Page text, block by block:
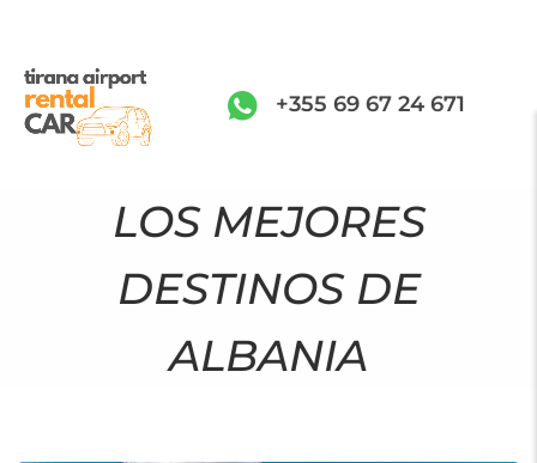
+355 69 67 24 671
LOS MEJORES
DESTINOS DE
ALBANIA